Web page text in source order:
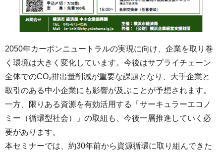
2050年カーボンニュートラルの実現に向け、企業を取り巻
く環境は大きく変化しています。今後はサプライチェーン
全体でのCO₂排出量削減が重要な課題となり、大手企業と
取引のある中小企業にも影響が及ぶことが予想されます。
一方、限りある資源を有効活用する「サーキュラーエコノ
ミー（循環型社会）」の取組も、今後一層推進していく必
要があります。
本セミナーでは、約30年前から資源循環に取り組んできた